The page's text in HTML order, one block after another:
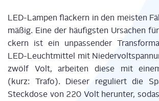
LED-Lam­pen fla­ckern in den meis­ten
mä­ßig. Eine der häu­figs­ten Ursa­chen
ckern ist ein unpas­sen­der
LED-Leucht­mit­tel mit
zwölf Volt, arbei­ten die­se mit
(kurz: Tra­fo). Die­ser regu­liert die
Steck­do­se von 220 Volt her­un­ter,